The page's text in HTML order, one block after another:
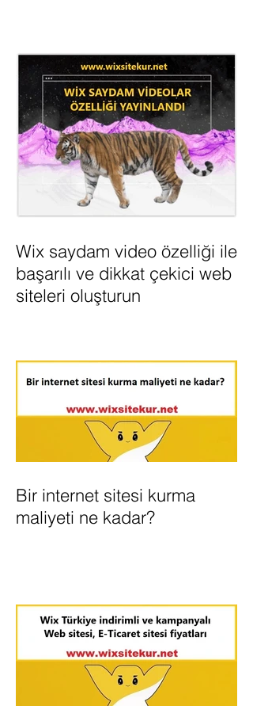
Wix saydam video özelliği ile
başarılı ve dikkat çekici web
siteleri oluşturun
Bir internet sitesi kurma
maliyeti ne kadar?